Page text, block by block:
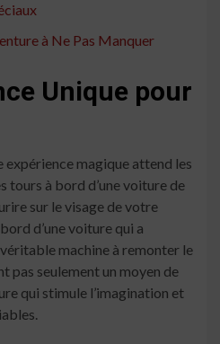
à Ne Pas Manquer
Unique pour
expérience magique attend les
tours à bord d’une voiture de
sur le visage de votre
d’une voiture qui a
machine à remonter le
pas seulement un moyen de
qui stimule l’imagination et